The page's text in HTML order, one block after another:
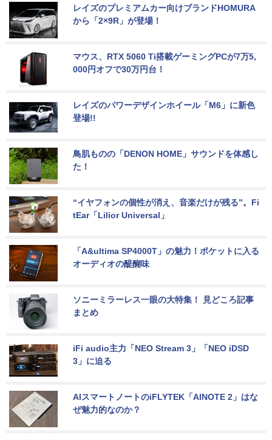
レイズのプレミアムカー向けブランドHOMURA
から「2×9R」が登場！
マウス、RTX 5060 Ti搭載ゲーミングPCが7万5,
000円オフで30万円台！
レイズのパワーデザインホイール「M6」に新色
登場!!
鳥肌ものの「DENON HOME」サウンドを体感し
た！
“イヤフォンの個性が消え、音楽だけが残る”。Fi
tEar「Lilior Universal」
「A&ultima SP4000T」の魅力！ポケットに入る
オーディオの醍醐味
ソニーミラーレス一眼の大特集！ 見どころ記事
まとめ
iFi audio主力「NEO Stream 3」「NEO iDSD
3」に迫る
AIスマートノートのiFLYTEK「AINOTE 2」はな
ぜ魅力的なのか？